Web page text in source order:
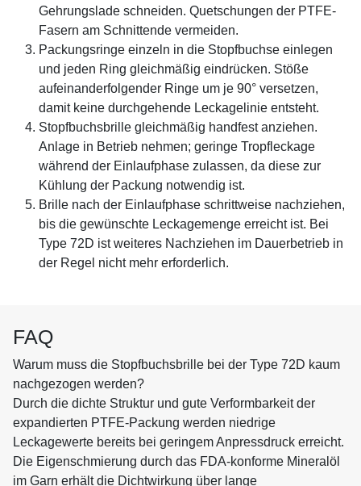
Gehrungslade schneiden. Quetschungen der PTFE-
Fasern am Schnittende vermeiden.
Packungsringe einzeln in die Stopfbuchse einlegen
und jeden Ring gleichmäßig eindrücken. Stöße
aufeinanderfolgender Ringe um je 90° versetzen,
damit keine durchgehende Leckagelinie entsteht.
Stopfbuchsbrille gleichmäßig handfest anziehen.
Anlage in Betrieb nehmen; geringe Tropfleckage
während der Einlaufphase zulassen, da diese zur
Kühlung der Packung notwendig ist.
Brille nach der Einlaufphase schrittweise nachziehen,
bis die gewünschte Leckagemenge erreicht ist. Bei
Type 72D ist weiteres Nachziehen im Dauerbetrieb in
der Regel nicht mehr erforderlich.
FAQ
Warum muss die Stopfbuchsbrille bei der Type 72D kaum
nachgezogen werden?
Durch die dichte Struktur und gute Verformbarkeit der
expandierten PTFE-Packung werden niedrige
Leckagewerte bereits bei geringem Anpressdruck erreicht.
Die Eigenschmierung durch das FDA-konforme Mineralöl
im Garn erhält die Dichtwirkung über lange